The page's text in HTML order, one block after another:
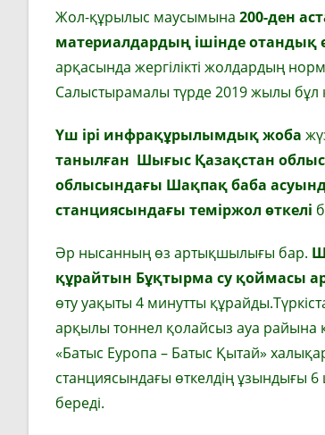
Жол-құрылыс маусымына 200-ден
материалдардың ішінде отандық
арқасында жергілікті жолдардың
Салыстырамалы түрде 2019 жылы бұл
Үш ірі инфрақұрылымдық жоба
танылған Шығыс Қазақстан
облысындағы Шақпақ баба
станциясындағы теміржол өткелі
Әр нысанның өз артықшылығы бар.
құрайтын Бұқтырма су қоймасы
өту уақыты 4 минутты
арқылы тоннел қолайсыз ауа райына
«Батыс Еуропа – Батыс Қытай»
станциясындағы өткелдің ұзындығы 6
береді.